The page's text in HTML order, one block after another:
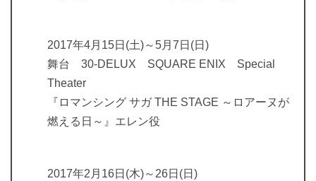
2017年4月15日(土)～5月7日(日)
舞台 30-DELUX SQUARE ENIX Special
Theater
『ロマンシング サガ THE STAGE ～ロアーヌが
燃える日～』エレン役
2017年2月16日(木)～26日(日)